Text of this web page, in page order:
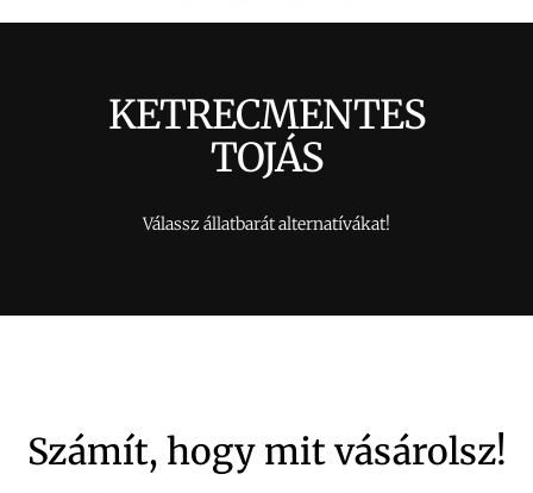
KETRECMENTES
TOJÁS
Válassz állatbarát alternatívákat!
Számít, hogy mit vásárolsz!